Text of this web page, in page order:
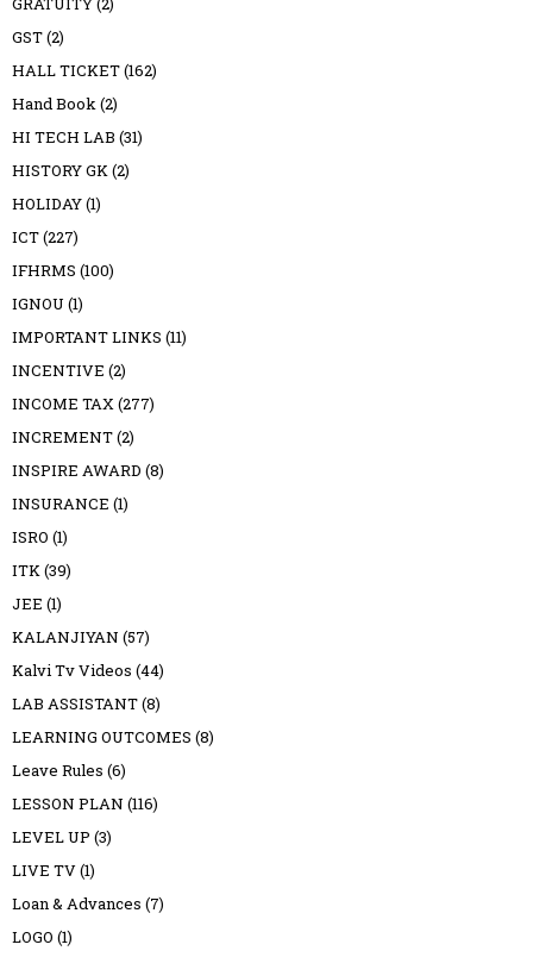
GST(2)
HALL TICKET(162)
Hand Book(2)
HI TECH LAB (31)
HISTORY GK(2)
HOLIDAY(1)
ICT(227)
IFHRMS (100)
IGNOU (1)
IMPORTANT LINKS (11)
INCENTIVE (2)
INCOME TAX(277)
INCREMENT(2)
INSPIRE AWARD (8)
INSURANCE (1)
ISRO (1)
ITK(39)
JEE (1)
KALANJIYAN (57)
Kalvi Tv Videos (44)
LAB ASSISTANT(8)
LEARNING OUTCOMES (8)
Leave Rules (6)
LESSON PLAN (116)
LEVEL UP (3)
LIVE TV(1)
Loan & Advances (7)
LOGO (1)